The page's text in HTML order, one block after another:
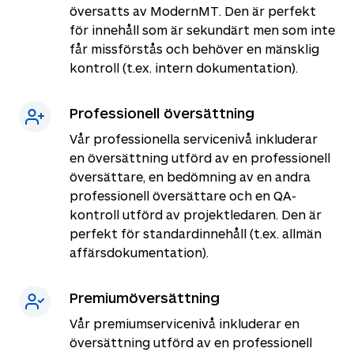
översatts av ModernMT. Den är perfekt
för innehåll som är sekundärt men som inte
får missförstås och behöver en mänsklig
kontroll (t.ex. intern dokumentation).
Professionell översättning
Vår professionella servicenivå inkluderar
en översättning utförd av en professionell
översättare, en bedömning av en andra
professionell översättare och en QA-
kontroll utförd av projektledaren. Den är
perfekt för standardinnehåll (t.ex. allmän
affärsdokumentation).
Premiumöversättning
Vår premiumservicenivå inkluderar en
översättning utförd av en professionell